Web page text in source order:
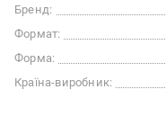
Бренд:
Формат:
Форма:
Країна-виробник: